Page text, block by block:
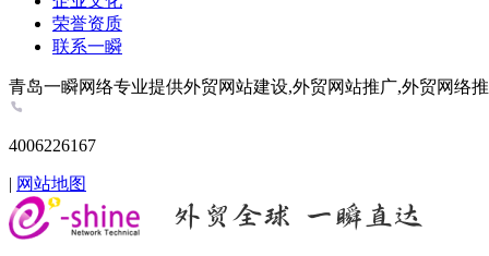
荣誉资质
联系一瞬
青岛一瞬网络专业提供外贸网站建设,外贸网站推广,外贸网络
4006226167
| 网站地图